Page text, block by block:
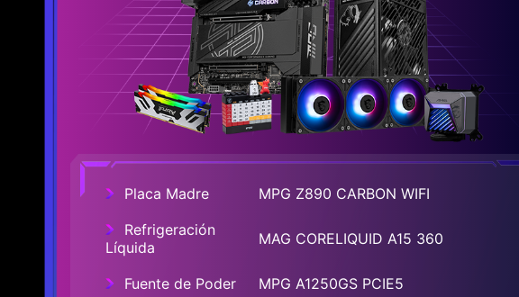
Placa Madre
MPG Z890 CARBON WIFI
Refrigeración
Líquida
MAG CORELIQUID A15 360
Fuente de Poder MPG A1250GS PCIE5